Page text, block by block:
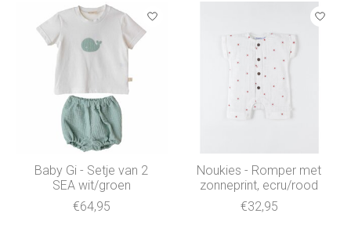
Baby Gi - Setje van 2
SEA wit/groen
€64,95
Noukies - Romper met
zonneprint, ecru/rood
€32,95